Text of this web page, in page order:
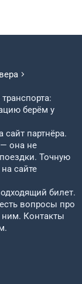
берём у
сайт партнёра.
она не
Точную
сайте
билет.
вопросы про
ним. Контакты